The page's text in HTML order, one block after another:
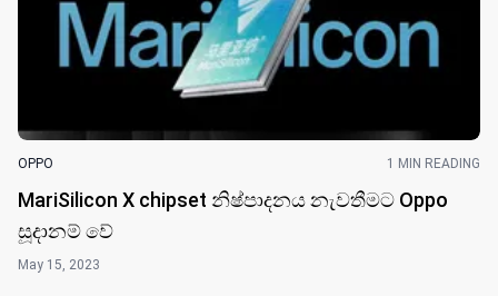
OPPO 1 MIN READING
MariSilicon X chipset නිෂ්පාදනය නැවතීමට Oppo
සූදානම් වේ
May 15, 2023